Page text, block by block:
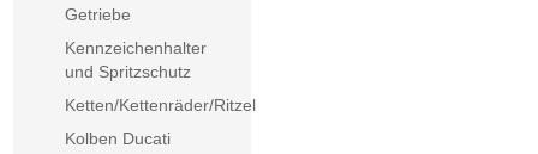
Getriebe
Kennzeichenhalter
und Spritzschutz
Ketten/Kettenräder/Ritzel
Kolben Ducati